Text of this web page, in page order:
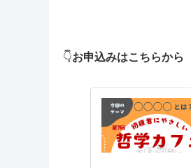
👇お申込みはこちらから